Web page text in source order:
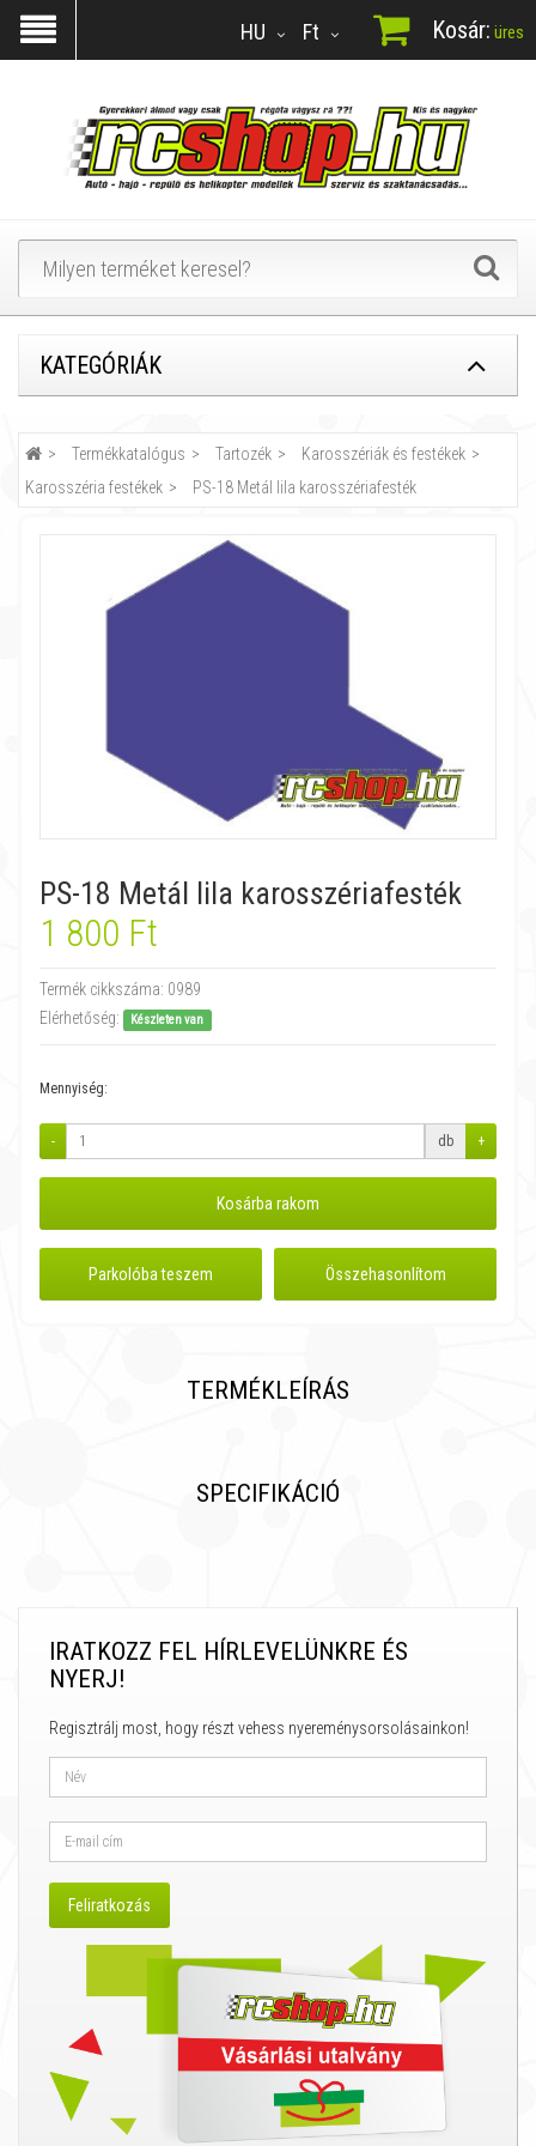
Ft
HU Kosár: üres
KATEGÓRIÁK
Termékkatalógus Tartozék
Karosszériák és festékek
Karosszéria festékek
PS-18 Metál lila karosszériafesték
PS-18 Metál lila karosszériafesték
1 800 Ft
Termék cikkszáma: 0989
Elérhetőség:
Készleten van
Mennyiség:
- db +
Kosárba rakom
Parkolóba teszem Összehasonlítom
TERMÉKLEÍRÁS
SPECIFIKÁCIÓ
IRATKOZZ FEL HÍRLEVELÜNKRE ÉS
NYERJ!
Regisztrálj most, hogy részt vehess nyereménysorsolásainkon!